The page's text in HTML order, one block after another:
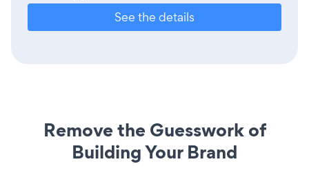
See the details
Remove the Guesswork of
Building Your Brand